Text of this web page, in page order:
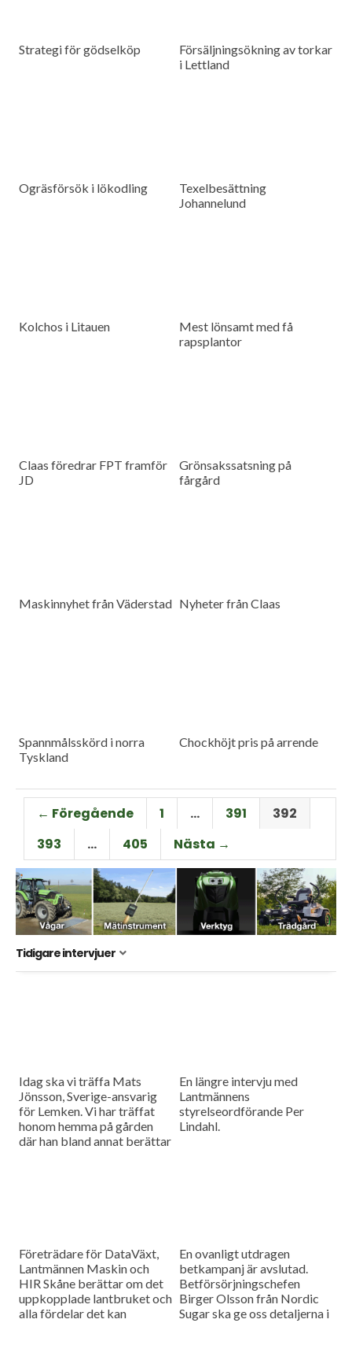
Strategi för gödselköp
Försäljningsökning av torkar
i Lettland
Ogräsförsök i lökodling
Texelbesättning
Johannelund
Kolchos i Litauen
Mest lönsamt med få
rapsplantor
Claas föredrar FPT framför
JD
Grönsakssatsning på
fårgård
Maskinnyhet från Väderstad Nyheter från Claas
Spannmålsskörd i norra
Tyskland
Chockhöjt pris på arrende
← Föregående 1 … 391
392
393
… 405 Nästa →
Tidigare intervjuer
Idag ska vi träffa Mats
Jönsson, Sverige-ansvarig
för Lemken. Vi har träffat
honom hemma på gården
där han bland annat berättar
En längre intervju med
Lantmännens
styrelseordförande Per
Lindahl.
Företrädare för DataVäxt,
Lantmännen Maskin och
HIR Skåne berättar om det
uppkopplade lantbruket och
alla fördelar det kan
En ovanligt utdragen
betkampanj är avslutad.
Betförsörjningschefen
Birger Olsson från Nordic
Sugar ska ge oss detaljerna i